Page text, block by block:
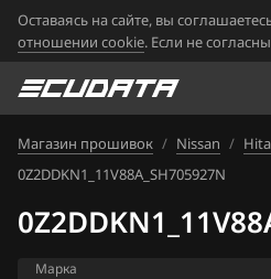
Оставаясь на сайте, вы
отношении cookie. Если не
Магазин прошивок / Nissan /
0Z2DDKN1_11V88A_SH705927N
Марка